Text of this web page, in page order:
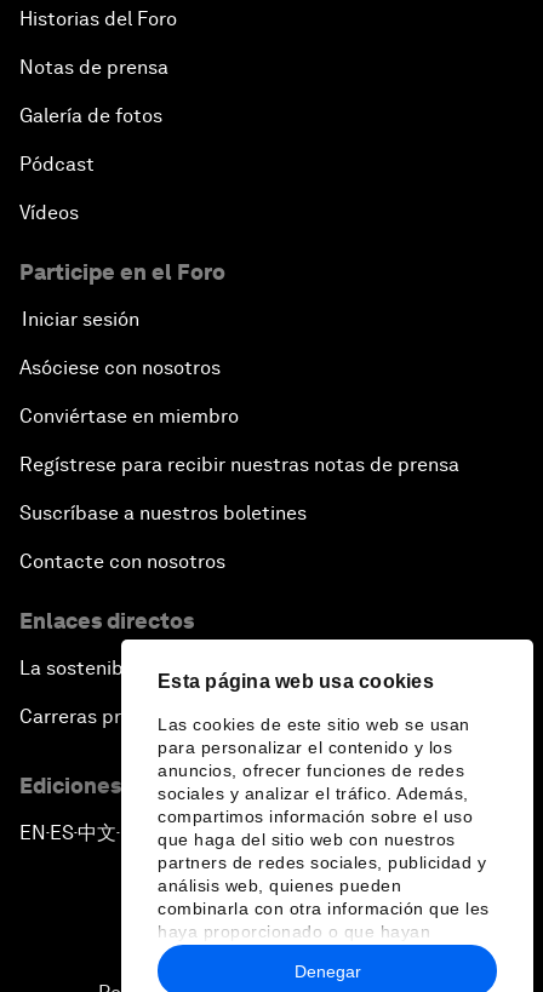
Esta página web usa cookies
Las cookies de este sitio web se usan
para personalizar el contenido y los
anuncios, ofrecer funciones de redes
sociales y analizar el tráfico. Además,
compartimos información sobre el uso
que haga del sitio web con nuestros
partners de redes sociales, publicidad y
análisis web, quienes pueden
combinarla con otra información que les
haya proporcionado o que hayan
recopilado a partir del uso que haya
hecho de sus servicios.
Denegar
Historias del Foro
Notas de prensa
Galería de fotos
Pódcast
Vídeos
Participe en el Foro
Iniciar sesión
Asóciese con nosotros
Conviértase en miembro
Regístrese para recibir nuestras notas de prensa
Suscríbase a nuestros boletines
Contacte con nosotros
Enlaces directos
La sostenibilidad en el Foro
Carreras profesionales
Ediciones en otros idiomas
EN ▪ES▪中文▪ 日本語